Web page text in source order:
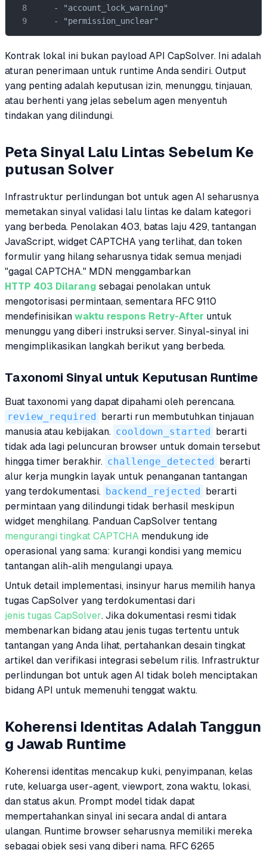
    - "account_lock_warning"
    - "permission_unclear"
Kontrak lokal ini bukan payload API CapSolver. Ini adalah
aturan penerimaan untuk runtime Anda sendiri. Output
yang penting adalah keputusan izin, menunggu, tinjauan,
atau berhenti yang jelas sebelum agen menyentuh
tindakan yang dilindungi.
Peta Sinyal Lalu Lintas Sebelum Ke
putusan Solver
Infrastruktur perlindungan bot untuk agen AI seharusnya
memetakan sinyal validasi lalu lintas ke dalam kategori
yang berbeda. Penolakan 403, batas laju 429, tantangan
JavaScript, widget CAPTCHA yang terlihat, dan token
formulir yang hilang seharusnya tidak semua menjadi
"gagal CAPTCHA." MDN menggambarkan
HTTP 403 Dilarang sebagai penolakan untuk
mengotorisasi permintaan, sementara RFC 9110
mendefinisikan waktu respons Retry-After untuk
menunggu yang diberi instruksi server. Sinyal-sinyal ini
mengimplikasikan langkah berikut yang berbeda.
Taxonomi Sinyal untuk Keputusan Runtime
Buat taxonomi yang dapat dipahami oleh perencana.
review_required berarti run membutuhkan tinjauan
manusia atau kebijakan. cooldown_started berarti
tidak ada lagi peluncuran browser untuk domain tersebut
hingga timer berakhir. challenge_detected berarti
alur kerja mungkin layak untuk penanganan tantangan
yang terdokumentasi. backend_rejected berarti
permintaan yang dilindungi tidak berhasil meskipun
widget menghilang. Panduan CapSolver tentang
mengurangi tingkat CAPTCHA mendukung ide
operasional yang sama: kurangi kondisi yang memicu
tantangan alih-alih mengulangi upaya.
Untuk detail implementasi, insinyur harus memilih hanya
tugas CapSolver yang terdokumentasi dari
jenis tugas CapSolver. Jika dokumentasi resmi tidak
membenarkan bidang atau jenis tugas tertentu untuk
tantangan yang Anda lihat, pertahankan desain tingkat
artikel dan verifikasi integrasi sebelum rilis. Infrastruktur
perlindungan bot untuk agen AI tidak boleh menciptakan
bidang API untuk memenuhi tenggat waktu.
Koherensi Identitas Adalah Tanggun
g Jawab Runtime
Koherensi identitas mencakup kuki, penyimpanan, kelas
rute, keluarga user-agent, viewport, zona waktu, lokasi,
dan status akun. Prompt model tidak dapat
mempertahankan sinyal ini secara andal di antara
ulangan. Runtime browser seharusnya memiliki mereka
sebagai objek sesi yang diberi nama. RFC 6265